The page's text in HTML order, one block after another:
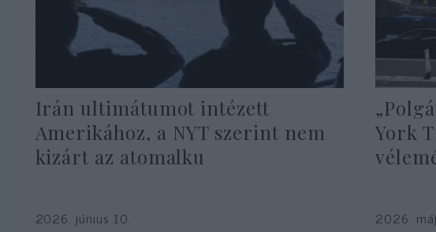
Irán ultimátumot intézett
Amerikához, a NYT szerint nem
kizárt az atomalku
2026. június 10.
York
2026.